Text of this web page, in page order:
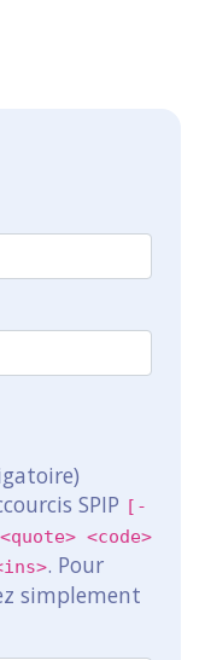
SPIP [-
<code>
. Pour
simplement